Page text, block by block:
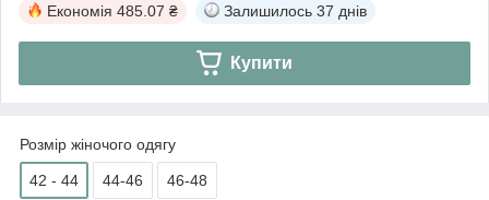
Економія 485.07 ₴ Залишилось 37 днів
Купити
Розмір жіночого одягу
42 - 44 44-46 46-48